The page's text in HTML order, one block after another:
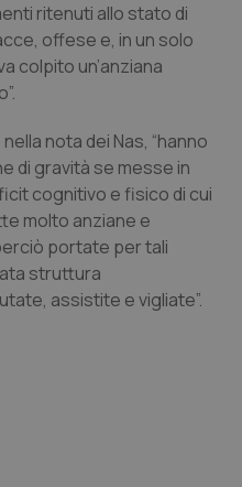
Bolzano
Trento
Ulcerosa
neurodegenerative
ritenuti allo stato di
offese e, in un solo
colpito un’anziana
nota dei Nas, “hanno
di gravità se messe in
cognitivo e fisico di cui
molto anziane e
portate per tali
struttura
assistite e vigliate”.